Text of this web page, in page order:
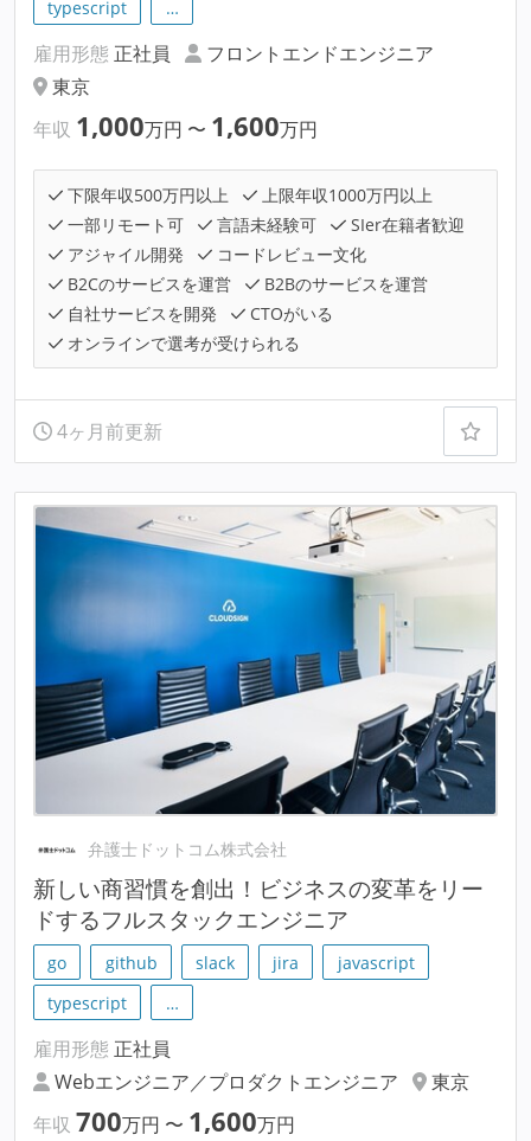
typescript …
雇用形態 正社員
フロントエンドエンジニア
東京
年収 1,000万円 〜 1,600万円
下限年収500万円以上
上限年収1000万円以上
一部リモート可
言語未経験可
SIer在籍者歓迎
アジャイル開発
コードレビュー文化
B2Cのサービスを運営
B2Bのサービスを運営
自社サービスを開発
CTOがいる
オンラインで選考が受けられる
4ヶ月前更新
弁護士ドットコム株式会社
新しい商習慣を創出！ビジネスの変革をリー
ドするフルスタックエンジニア
go github slack jira
javascript
typescript
…
雇用形態 正社員
Webエンジニア／プロダクトエンジニア
東京
年収 700万円 〜 1,600万円